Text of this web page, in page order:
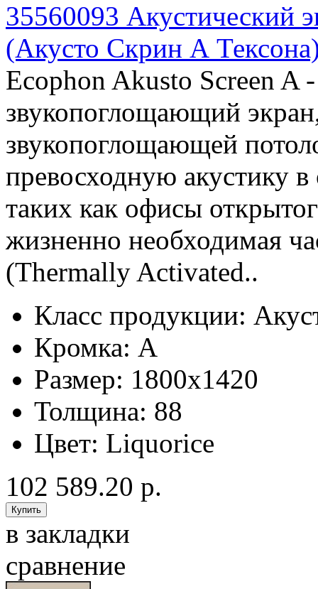
35560093 Акустический
(Акусто Скрин А
Ecophon Akusto Screen A
звукопоглощающий
звукопоглощающей
превосходную акустику
таких как офисы
жизненно необходимая
(Thermally Activated..
Класс продукции:
Кромка: A
Размер: 1800x1420
Толщина: 88
Цвет: Liquorice
102 589.20 р.
в закладки
сравнение